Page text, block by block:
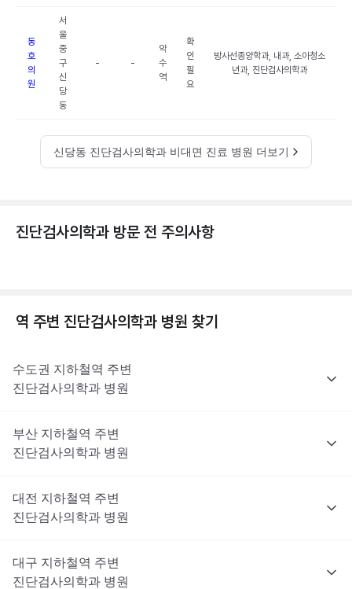
동
호
의
원
서
울
중
구
신
당
동
- -
약
수
역
확
인
필
요
방사선종양학과, 내과, 소아청소
년과, 진단검사의학과
신당동 진단검사의학과 비대면 진료 병원 더보기
진단검사의학과 방문 전 주의사항
역 주변 진단검사의학과 병원 찾기
수도권 지하철역 주변
진단검사의학과 병원
부산 지하철역 주변
진단검사의학과 병원
대전 지하철역 주변
진단검사의학과 병원
대구 지하철역 주변
진단검사의학과 병원